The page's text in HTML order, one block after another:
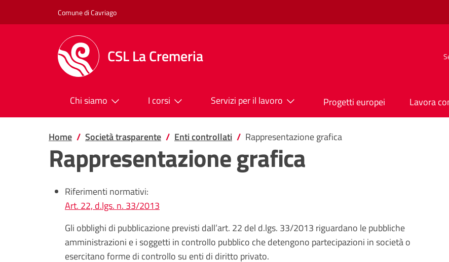
Comune di Cavriago
CSL La Cremeria
Chi siamo I corsi Servizi per il lavoro Progetti europei Lavora
Home Società trasparente Enti controllati Rappresentazione grafica
Rappresentazione grafica
Riferimenti normativi:
Art. 22, d.lgs. n. 33/2013
Gli obblighi di pubblicazione previsti dall’art. 22 del d.lgs. 33/2013 riguardano le pubbliche
amministrazioni e i soggetti in controllo pubblico che detengono partecipazioni in società o
esercitano forme di controllo su enti di diritto privato.